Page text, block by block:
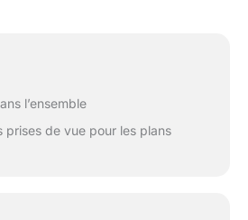
l’ensemble
prises de vue pour les plans